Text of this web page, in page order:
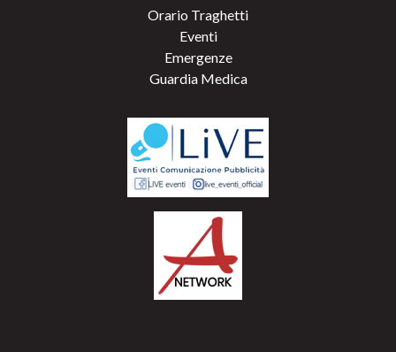
Orario Traghetti
Eventi
Emergenze
Guardia Medica